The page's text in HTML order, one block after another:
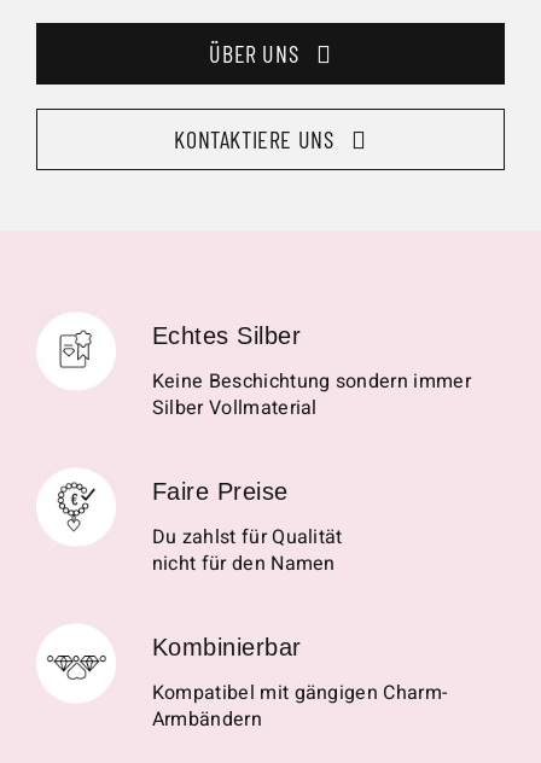
ÜBER UNS
KONTAKTIERE UNS
Echtes Silber
Keine Beschichtung sondern immer
Silber Vollmaterial
Faire Preise
Du zahlst für Qualität
nicht für den Namen
Kombinierbar
Kompatibel mit gängigen Charm-
Armbändern